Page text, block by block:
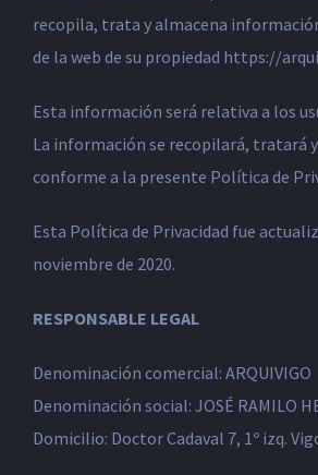
recopila, trata y almacena
de la web de su propiedad https://
Esta información será relativa a los
La información se recopilará, tratará
conforme a la presente Política de
Esta Política de Privacidad fue
noviembre de 2020.
RESPONSABLE LEGAL
Denominación comercial: ARQUIVIGO
Denominación social: JOSÉ RAMILO
Domicilio: Doctor Cadaval 7, 1º izq.